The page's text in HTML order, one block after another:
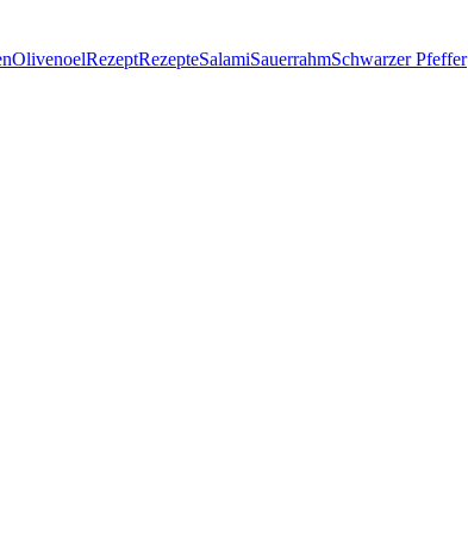
OlivenoelRezeptRezepteSalamiSauerrahmSchwarzer Pfeffer